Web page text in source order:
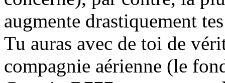
augmente drastiquement
Tu auras avec de toi de
compagnie aérienne (le